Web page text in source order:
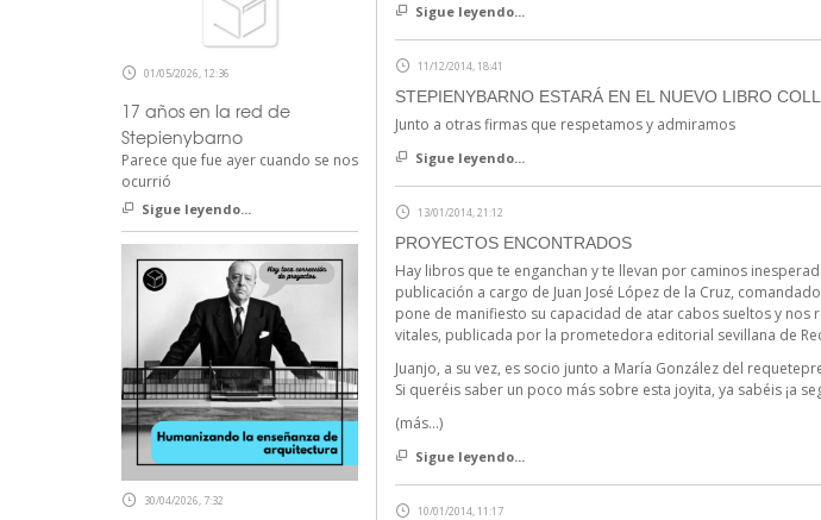
Sigue leyendo...
11/12/2014, 18:41
STEPIENYBARNO ESTARÁ EN EL NUEVO LIBRO
Junto a otras firmas que respetamos y admiramos
Sigue leyendo...
13/01/2014, 21:12
PROYECTOS ENCONTRADOS
Hay libros que te enganchan y te llevan por caminos
publicación a cargo de Juan José López de la Cruz,
pone de manifiesto su capacidad de atar cabos sueltos y
vitales, publicada por la prometedora editorial sevillana de
Juanjo, a su vez, es socio junto a María González del
Si queréis saber un poco más sobre esta joyita, ya sabéis ¡a
(más…)
Sigue leyendo...
10/01/2014, 11:17
01/05/2026, 12:36
17 años en la red de
Stepienybarno
Parece que fue ayer cuando se nos
ocurrió
Sigue leyendo...
30/04/2026, 7:32